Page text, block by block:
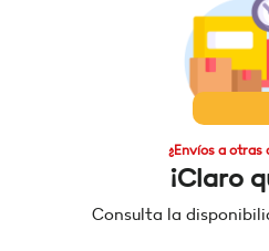
¿Envíos a otras
¡Claro
Consulta la